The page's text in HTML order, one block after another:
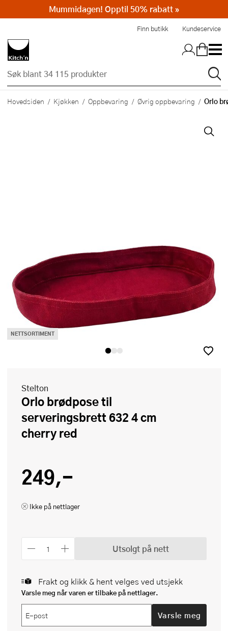
Finn butikk Kundeservice
Hovedsiden Kjøkken Oppbevaring Øvrig oppbevaring Orlo
NETTSORTIMENT
Stelton
Orlo brødpose til
serveringsbrett 632 4 cm
cherry red
249,-
Ikke på nettlager
Utsolgt på nett
Frakt og klikk & hent velges ved utsjekk
Varsle meg når varen er tilbake på nettlager.
Varsle meg
Mummidagen! Opptil 50% rabatt »